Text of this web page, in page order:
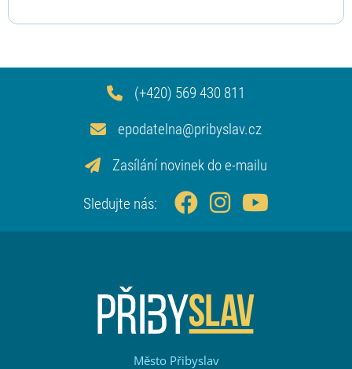
(+420) 569 430 811
epodatelna@pribyslav.cz
Zasílání novinek do e-mailu
Sledujte nás:
Město Přibyslav